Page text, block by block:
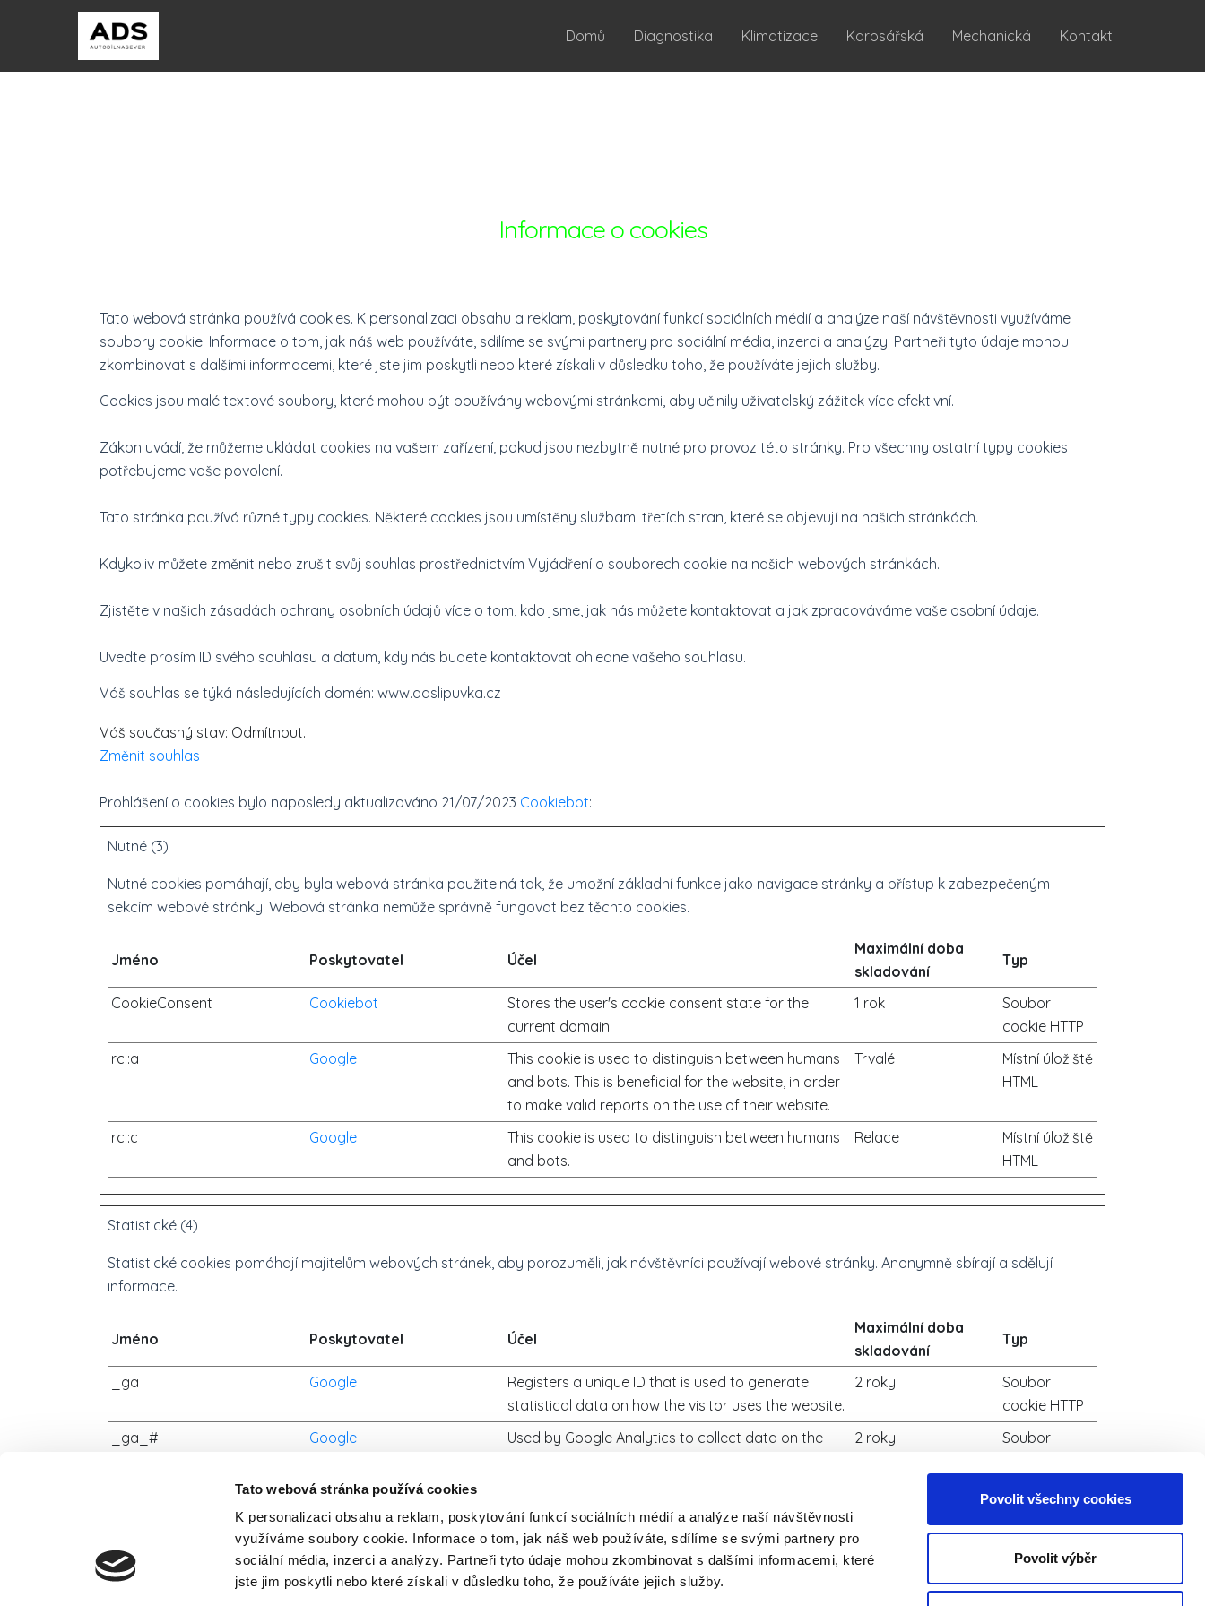
Tato webová stránka používá cookies
K personalizaci obsahu a reklam, poskytování funkcí sociálních médií a analýze naší návštěvnosti
využíváme soubory cookie. Informace o tom, jak náš web používáte, sdílíme se svými partnery pro
sociální média, inzerci a analýzy. Partneři tyto údaje mohou zkombinovat s dalšími informacemi, které
jste jim poskytli nebo které získali v důsledku toho, že používáte jejich služby.
Povolit všechny cookies
Povolit výběr
Domů Diagnostika Klimatizace Karosářská Mechanická Kontakt
Informace o cookies
Tato webová stránka používá cookies. K personalizaci obsahu a reklam, poskytování funkcí sociálních médií a analýze naší návštěvnosti využíváme
soubory cookie. Informace o tom, jak náš web používáte, sdílíme se svými partnery pro sociální média, inzerci a analýzy. Partneři tyto údaje mohou
zkombinovat s dalšími informacemi, které jste jim poskytli nebo které získali v důsledku toho, že používáte jejich služby.
Cookies jsou malé textové soubory, které mohou být používány webovými stránkami, aby učinily uživatelský zážitek více efektivní.
Zákon uvádí, že můžeme ukládat cookies na vašem zařízení, pokud jsou nezbytně nutné pro provoz této stránky. Pro všechny ostatní typy cookies
potřebujeme vaše povolení.
Tato stránka používá různé typy cookies. Některé cookies jsou umístěny službami třetích stran, které se objevují na našich stránkách.
Kdykoliv můžete změnit nebo zrušit svůj souhlas prostřednictvím Vyjádření o souborech cookie na našich webových stránkách.
Zjistěte v našich zásadách ochrany osobních údajů více o tom, kdo jsme, jak nás můžete kontaktovat a jak zpracováváme vaše osobní údaje.
Uvedte prosím ID svého souhlasu a datum, kdy nás budete kontaktovat ohledne vašeho souhlasu.
Váš souhlas se týká následujících domén: www.adslipuvka.cz
Váš současný stav: Odmítnout.
Změnit souhlas
Prohlášení o cookies bylo naposledy aktualizováno 21/07/2023 Cookiebot:
Nutné (3)
Nutné cookies pomáhají, aby byla webová stránka použitelná tak, že umožní základní funkce jako navigace stránky a přístup k zabezpečeným
sekcím webové stránky. Webová stránka nemůže správně fungovat bez těchto cookies.
Jméno Poskytovatel Účel
Maximální doba
skladování
Typ
CookieConsent Cookiebot
Stores the user's cookie consent state for the
current domain
1 rok
Soubor
cookie HTTP
rc::a
Google
This cookie is used to distinguish between humans
and bots. This is beneficial for the website, in order
to make valid reports on the use of their website.
Trvalé
Místní úložiště
HTML
rc::c Google
This cookie is used to distinguish between humans
and bots.
Relace
Místní úložiště
HTML
Statistické (4)
Statistické cookies pomáhají majitelům webových stránek, aby porozuměli, jak návštěvníci používají webové stránky. Anonymně sbírají a sdělují
informace.
Jméno Poskytovatel Účel
Maximální doba
skladování
Typ
_ga Google
Registers a unique ID that is used to generate
statistical data on how the visitor uses the website.
2 roky
Soubor
cookie HTTP
_ga_#
Google
Used by Google Analytics to collect data on the
2 roky
Soubor
Google Used by Google Analytics to throttle request rate
cookie HTTP
_gid
Google
Registers a unique ID that is used to generate
cookie HTTP